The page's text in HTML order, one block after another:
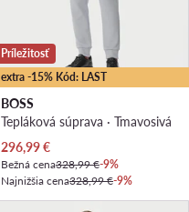
extra -15% Kód: LAST
Príležitosť
BOSS
Tepláková súprava · Tmavosivá
Aktuálna cena
296,99€
Bežná cena328,99 €-9%
Najnižšia cena328,99 €-9%